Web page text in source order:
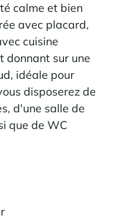
calme et bien
avec placard,
cuisine
donnant sur une
idéale pour
disposerez de
d'une salle de
que de WC